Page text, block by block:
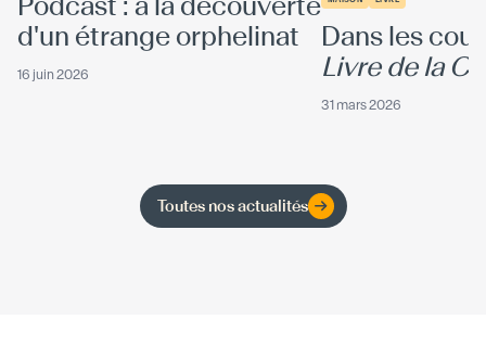
d'un étrange orphelinat
16 juin 2026
Dans les
Livre de la
31 mars 2026
Toutes nos actualités